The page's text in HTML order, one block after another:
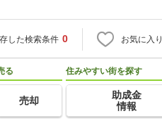
した検索条件 0 お気に入り
る
売却
住みやすい街を探す
助成金
情報